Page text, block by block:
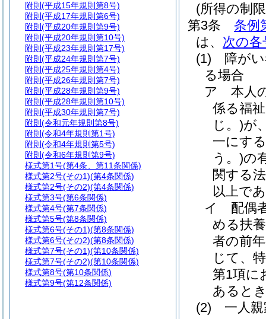
(所得の制
第3条
条例
は、 次の各
(1)
障が
る場合
ア
本人
係る福
じ。)が
一にす
う。)の
関する
以上で
イ
配偶
める扶
者の前
じて、
第1項に
あると
(2)
一人
附則 (平成15年規則第8号)
附則 (平成17年規則第6号)
附則 (平成20年規則第9号)
附則 (平成20年規則第10号)
附則 (平成23年規則第17号)
附則 (平成24年規則第7号)
附則 (平成25年規則第4号)
附則 (平成26年規則第7号)
附則 (平成28年規則第9号)
附則 (平成28年規則第10号)
附則 (平成30年規則第7号)
附則 (令和元年規則第8号)
附則 (令和4年規則第1号)
附則 (令和4年規則第5号)
附則 (令和6年規則第9号)
様式第1号(第4条、第11条関係)
様式第2号(その1)(第4条関係)
様式第2号(その2)(第4条関係)
様式第3号(第6条関係)
様式第4号(第7条関係)
様式第5号(第8条関係)
様式第6号(その1)(第8条関係)
様式第6号(その2)(第8条関係)
様式第7号(その1)(第10条関係)
様式第7号(その2)(第10条関係)
様式第8号(第10条関係)
様式第9号(第12条関係)